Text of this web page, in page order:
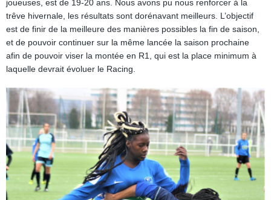
joueuses, est de 19-20 ans. Nous avons pu nous renforcer à la
trêve hivernale, les résultats sont dorénavant meilleurs. L’objectif
est de finir de la meilleure des manières possibles la fin de saison,
et de pouvoir continuer sur la même lancée la saison prochaine
afin de pouvoir viser la montée en R1, qui est la place minimum à
laquelle devrait évoluer le Racing.